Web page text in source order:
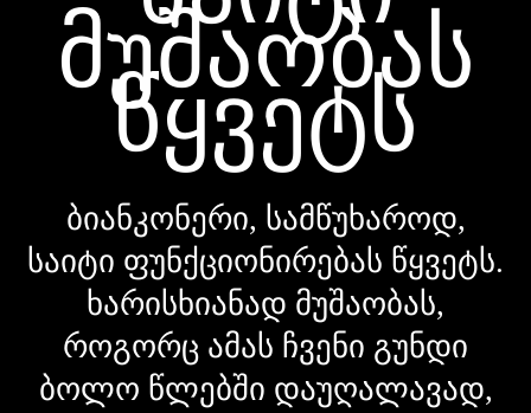
მუშაობას
წყვეტს
ბიანკონერი, სამწუხაროდ,
საიტი ფუნქციონირებას წყვეტს.
ხარისხიანად მუშაობას,
როგორც ამას ჩვენი გუნდი
ბოლო წლებში დაუღალავად,